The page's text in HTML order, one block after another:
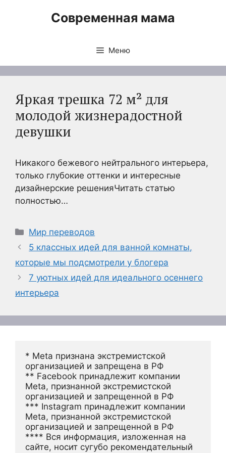
Современная мама
Меню
Яркая трешка 72 м² для
молодой жизнерадостной
девушки
Никакого бежевого нейтрального интерьера,
только глубокие оттенки и интересные
дизайнерские решенияЧитать статью
полностью…
Рубрики
Мир переводов
5 классных идей для ванной комнаты,
которые мы подсмотрели у блогера
7 уютных идей для идеального осеннего
интерьера
* Meta признана экстремистской
организацией и запрещена в РФ
** Facebook принадлежит компании
Meta, признанной экстремистской
организацией и запрещенной в РФ
*** Instagram принадлежит компании
Meta, признанной экстремистской
организацией и запрещенной в РФ
**** Вся информация, изложенная на
сайте, носит сугубо рекомендательный